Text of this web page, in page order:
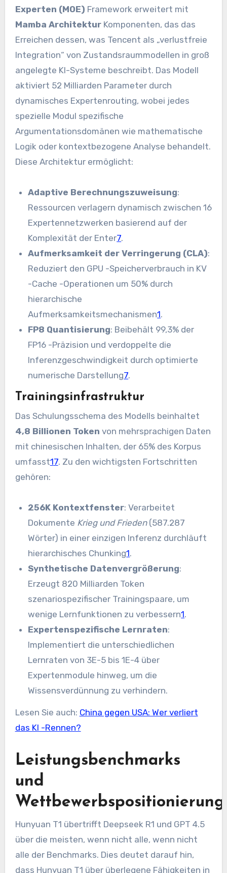
Experten (MOE) Framework erweitert mit
Mamba ArchitekturKomponenten, das das
Erreichen dessen, was Tencent als „verlustfreie
Integration“ von Zustandsraummodellen in groß
angelegte KI-Systeme beschreibt. Das Modell
aktiviert 52 Milliarden Parameter durch
dynamisches Expertenrouting, wobei jedes
spezielle Modul spezifische
Argumentationsdomänen wie mathematische
Logik oder kontextbezogene Analyse behandelt.
Diese Architektur ermöglicht:
Adaptive Berechnungszuweisung:
Ressourcen verlagern dynamisch zwischen 16
Expertennetzwerken basierend auf der
Komplexität der Enter7.
Aufmerksamkeit der Verringerung (CLA):
Reduziert den GPU -Speicherverbrauch in KV
-Cache -Operationen um 50% durch
hierarchische
Aufmerksamkeitsmechanismen1.
FP8 Quantisierung: Beibehält 99,3% der
FP16 -Präzision und verdoppelte die
Inferenzgeschwindigkeit durch optimierte
numerische Darstellung7.
Trainingsinfrastruktur
Das Schulungsschema des Modells beinhaltet
4,8 Billionen Token von mehrsprachigen Daten
mit chinesischen Inhalten, der 65% des Korpus
umfasst17. Zu den wichtigsten Fortschritten
gehören:
256K Kontextfenster: Verarbeitet
Dokumente Krieg und Frieden(587.287
Wörter) in einer einzigen Inferenz durchläuft
hierarchisches Chunking1.
Synthetische Datenvergrößerung:
Erzeugt 820 Milliarden Token
szenariospezifischer Trainingspaare, um
wenige Lernfunktionen zu verbessern1.
Expertenspezifische Lernraten:
Implementiert die unterschiedlichen
Lernraten von 3E-5 bis 1E-4 über
Expertenmodule hinweg, um die
Wissensverdünnung zu verhindern.
Lesen Sie auch: China gegen USA: Wer verliert
das KI -Rennen?
Leistungsbenchmarks
und
Wettbewerbspositionierung
Hunyuan T1 übertrifft Deepseek R1 und GPT 4.5
über die meisten, wenn nicht alle, wenn nicht
alle der Benchmarks. Dies deutet darauf hin,
dass Hunyuan T1 über überlegene Fähigkeiten in